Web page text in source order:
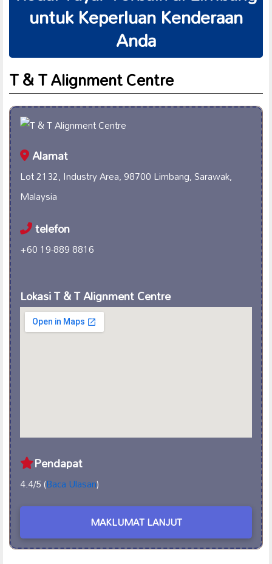
untuk Keperluan Kenderaan
Anda
T & T Alignment Centre
Alamat
Lot 2132, Industry Area, 98700 Limbang, Sarawak,
Malaysia
telefon
+60 19-889 8816
Lokasi T & T Alignment Centre
Pendapat
4.4/5 (Baca Ulasan)
MAKLUMAT LANJUT